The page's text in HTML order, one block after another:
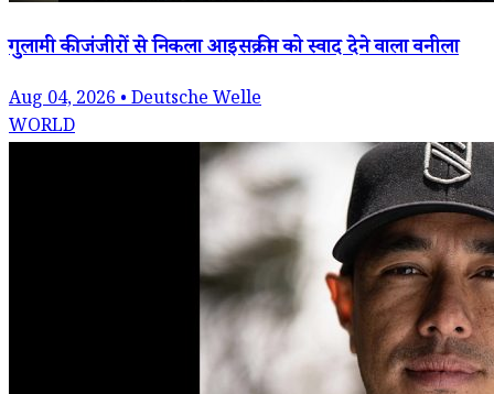
गुलामी की जंजीरों से निकला आइसक्रीम को स्वाद देने वाला वनीला
Aug 04, 2026 • Deutsche Welle
WORLD